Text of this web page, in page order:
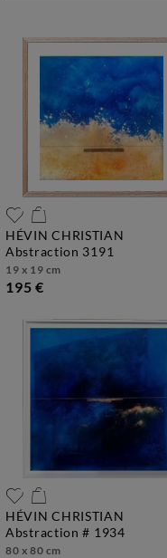
HÉVIN CHRISTIAN
abstraction 3191
19 x 19 cm
195 €
HÉVIN CHRISTIAN
abstraction # 1934
80 x 80 cm